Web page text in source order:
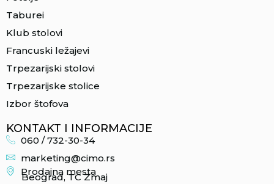
Taburei
Klub stolovi
Francuski ležajevi
Trpezarijski stolovi
Trpezarijske stolice
Izbor štofova
KONTAKT I INFORMACIJE
060 / 732-30-34
marketing@cimo.rs
Prodajna mesta
Beograd, TC Zmaj